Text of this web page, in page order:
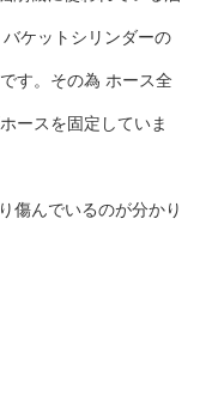
ケットシリンダーの
す。その為 ホース全
ースを固定していま
傷んでいるのが分かり